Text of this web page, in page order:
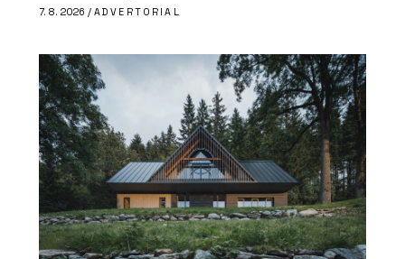
7. 8. 2026 / ADVERTORIAL